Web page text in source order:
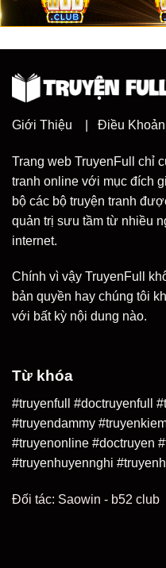
Giới Thiệu Điều Khoản
Trang web TruyenFull chỉ
tranh online với mục đích
bộ các bộ truyện tranh
quản trị sưu tầm từ nhiều
internet.
Chính vì vậy TruyenFull
bản quyền hay chúng tôi
với bất kỳ nội dung nào.
Từ khóa
#truyenfull #doctruyenfull
#truyendammy
#truyenonline #doctruyen
#truyenhuyennghi
Đối tác: Saowin - b52 club